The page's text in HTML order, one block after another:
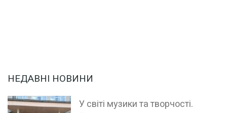
НЕДАВНІ НОВИНИ
У світі музики та творчості.